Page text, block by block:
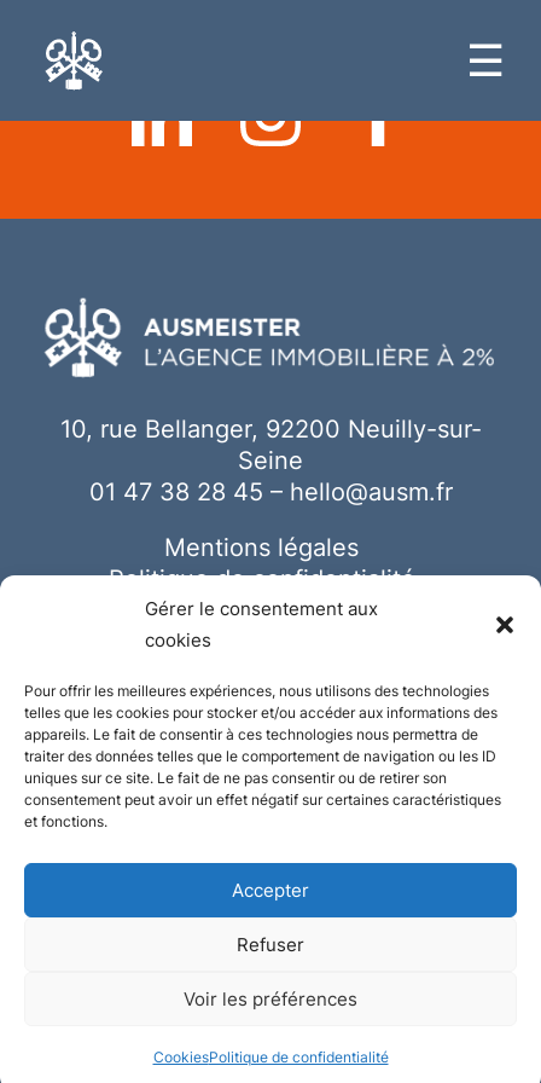
Gérer le consentement aux
cookies
Pour offrir les meilleures expériences, nous utilisons des technologies
telles que les cookies pour stocker et/ou accéder aux informations des
appareils. Le fait de consentir à ces technologies nous permettra de
traiter des données telles que le comportement de navigation ou les ID
uniques sur ce site. Le fait de ne pas consentir ou de retirer son
consentement peut avoir un effet négatif sur certaines caractéristiques
et fonctions.
Accepter
Refuser
Voir les préférences
CookiesPolitique de confidentialité
☰
10, rue Bellanger, 92200 Neuilly-sur-
Seine
01 47 38 28 45 – hello@ausm.fr
Mentions légales
Politique de confidentialité
Cookies
Conception et réalisation :Plate